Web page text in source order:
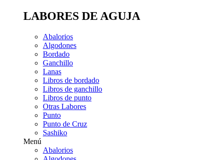
LABORES DE AGUJA
Abalorios
Algodones
Bordado
Ganchillo
Lanas
Libros de bordado
Libros de ganchillo
Libros de punto
Otras Labores
Punto
Punto de Cruz
Sashiko
Menú
Abalorios